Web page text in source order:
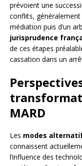
prévoient une
conflits, généralement
médiation puis d’un
jurisprudence
de ces étapes
cassation dans un
MARD
Les modes
connaissent
l’influence des